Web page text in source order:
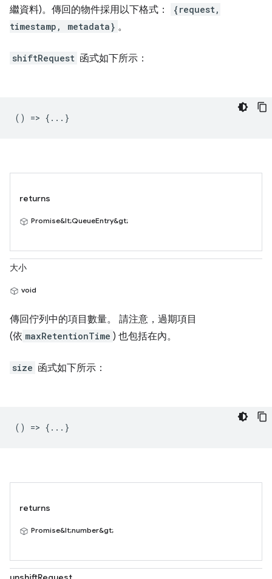
繼資料)。傳回的物件採用以下格式：
{request,
timestamp, metadata} 。
shiftRequest 函式如下所示：
() => {...}
returns
Promise&lt;QueueEntry&gt;
大小
void
傳回佇列中的項目數量。 請注意，過期項目
(依 maxRetentionTime ) 也包括在內。
size 函式如下所示：
() => {...}
returns
Promise&lt;number&gt;